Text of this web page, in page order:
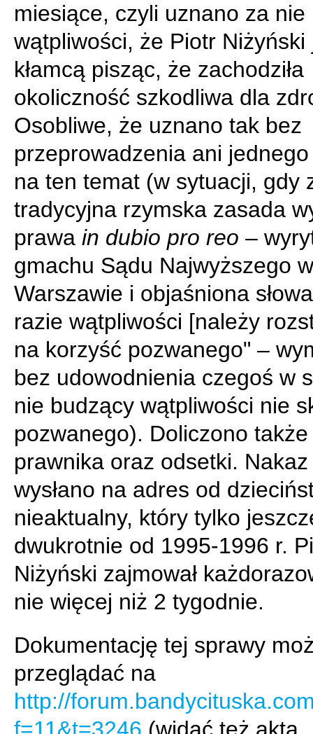
miesiące, czyli uznano za nie
wątpliwości, że Piotr Niżyński
kłamcą pisząc, że zachodziła
okoliczność szkodliwa dla
Osobliwe, że uznano tak bez
przeprowadzenia ani
na ten temat (w sytuacji, gdy
tradycyjna rzymska zasada
prawa in dubio pro reo –
gmachu Sądu Najwyższego w
Warszawie i objaśniona
razie wątpliwości [należy
na korzyść pozwanego" –
bez udowodnienia czegoś w
nie budzący wątpliwości nie
pozwanego). Doliczono
prawnika oraz odsetki. Nakaz
wysłano na adres od
nieaktualny, który tylko
dwukrotnie od 1995-1996 r.
Niżyński zajmował
nie więcej niż 2 tygodnie.
Dokumentację tej sprawy
przeglądać na
http://